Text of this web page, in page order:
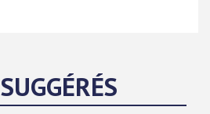
SUGGÉRÉS